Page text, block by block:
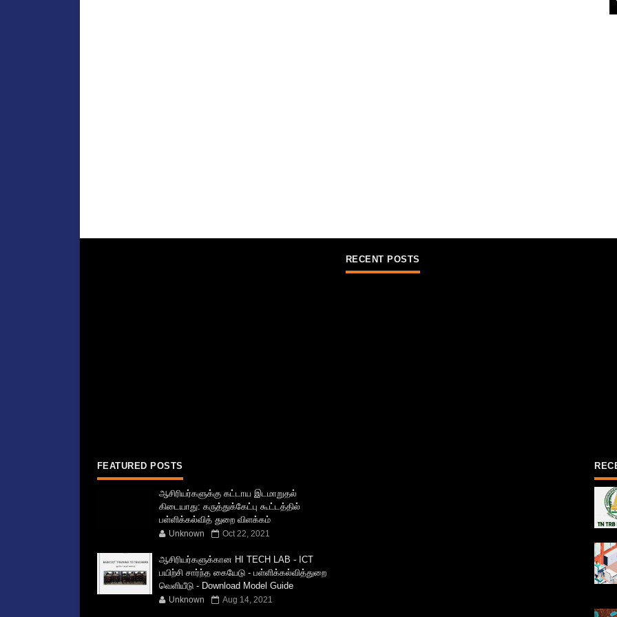
FEATURED POSTS
ஆசிரியர்களுக்கு கட்டாய இடமாறுதல்
கிடையாது: கருத்துக்கேட்பு கூட்டத்தில்
பள்ளிக்கல்வித் துறை விளக்கம்
Unknown Oct 22, 2021
ஆசிரியர்களுக்கான HI TECH LAB - ICT
பயிற்சி சார்ந்த கையேடு - பள்ளிக்கல்வித்துறை
வெளியீடு - Download Model Guide
Unknown Aug 14, 2021
RECENT POSTS